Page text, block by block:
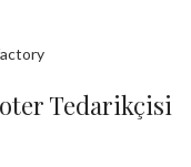
Tedarikçisi